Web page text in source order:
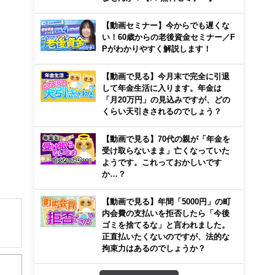
き
【動画セミナー】今からでも遅くな
い！60歳からの老後資金セミナー／F
Pがわかりやすく解説します！
【動画で見る】今月末で完全に引退
して年金生活に入ります。年金は
「月20万円」の見込みですが、どの
くらい天引きされるのでしょう？
【動画で見る】70代の親が「年金を
受け取らないまま」亡くなっていた
ようです。これっておかしいです
か…？
【動画で見る】年間「5000円」の町
内会費の支払いを拒否したら「今後
ゴミを捨てるな」と言われました。
正直払いたくないのですが、法的な
拘束力はあるのでしょうか？